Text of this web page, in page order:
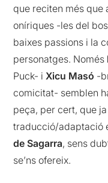
que reciten més que
oníriques -les del
baixes passions i la
personatges. Només
Puck- iXicu Masó -
comicitat- semblen
peça, per cert, que ja
traducció/adaptació
de Sagarra, sens
se’ns ofereix.